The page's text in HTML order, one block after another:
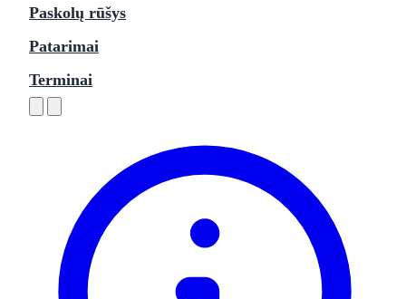
Paskolų rūšys
Patarimai
Terminai